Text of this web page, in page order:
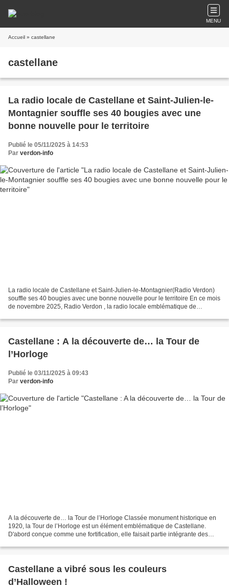
MENU
Accueil » castellane
castellane
La radio locale de Castellane et Saint-Julien-le-
Montagnier souffle ses 40 bougies avec une
bonne nouvelle pour le territoire
Publié le 05/11/2025 à 14:53
Par verdon-info
La radio locale de Castellane et Saint-Julien-le-Montagnier(Radio Verdon)
souffle ses 40 bougies avec une bonne nouvelle pour le territoire En ce mois
de novembre 2025, Radio Verdon , la radio locale emblématique de
Castellane : A la découverte de… la Tour de
l’Horloge
Publié le 03/11/2025 à 09:43
Par verdon-info
A la découverte de… la Tour de l’Horloge Classée monument historique en
1920, la Tour de l’Horloge est un élément emblématique de Castellane.
D'abord conçue comme une fortification, elle faisait partie intégrante des
Castellane a vibré sous les couleurs
d’Halloween !